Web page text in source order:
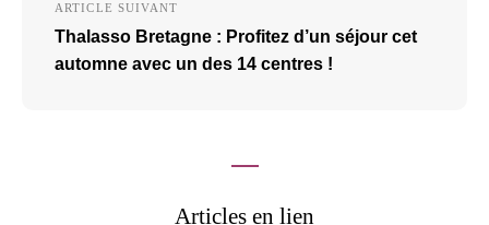
ARTICLE SUIVANT
Thalasso Bretagne : Profitez d’un séjour cet
automne avec un des 14 centres !
Articles en lien